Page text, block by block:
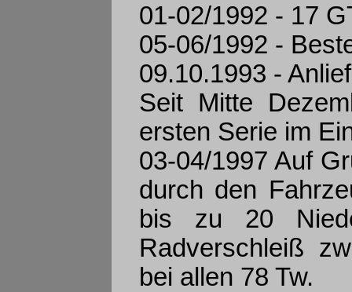
01-02/1992 - 17
05-06/1992 -
09.10.1993 -
Seit Mitte
ersten Serie im
03-04/1997 Auf
durch den
bis zu 20
Radverschleiß
bei allen 78 Tw.